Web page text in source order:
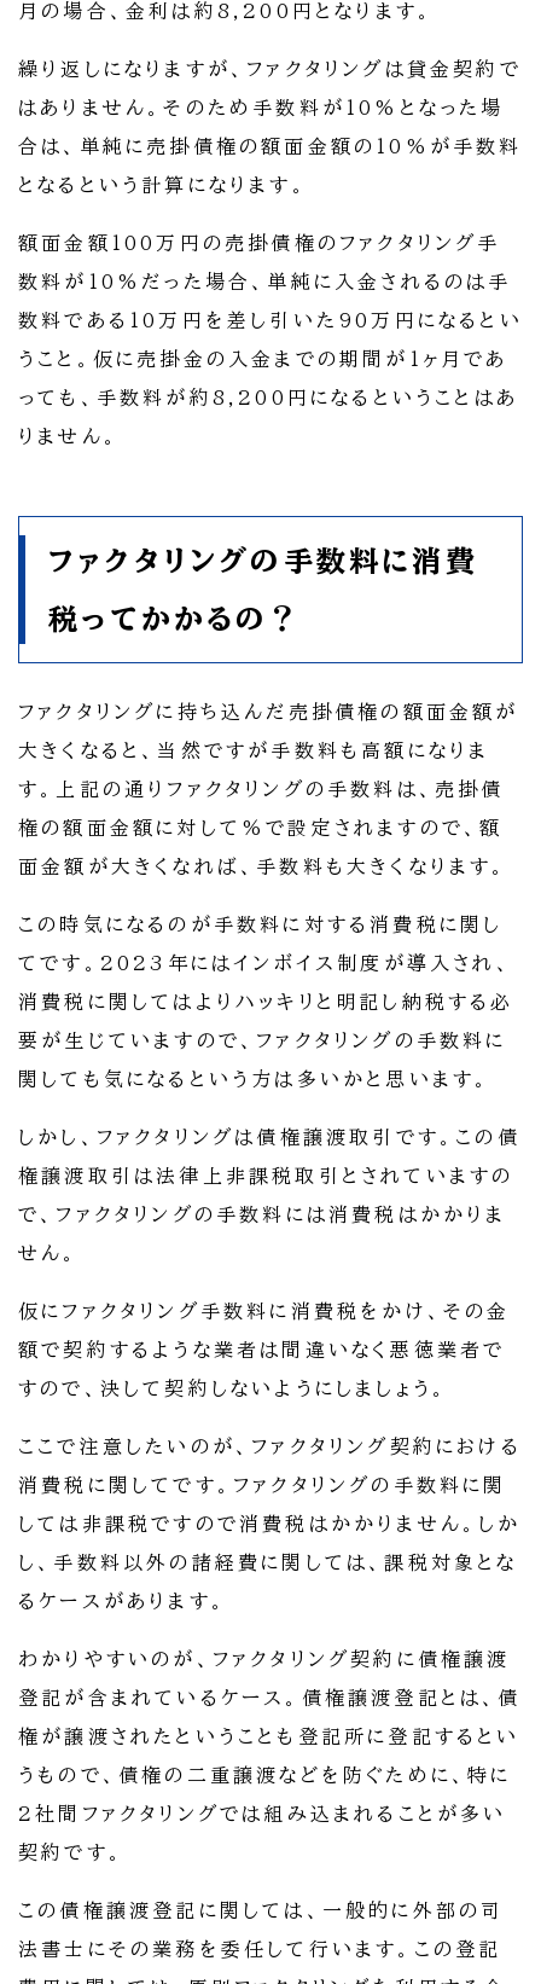
月の場合、金利は約8,200円となります。
繰り返しになりますが、ファクタリングは貸金契約で
はありません。そのため手数料が10%となった場
合は、単純に売掛債権の額面金額の10%が手数料
となるという計算になります。
額面金額100万円の売掛債権のファクタリング手
数料が10%だった場合、単純に入金されるのは手
数料である10万円を差し引いた90万円になるとい
うこと。仮に売掛金の入金までの期間が1ヶ月であ
っても、手数料が約8,200円になるということはあ
りません。
ファクタリングの手数料に消費
税ってかかるの？
ファクタリングに持ち込んだ売掛債権の額面金額が
大きくなると、当然ですが手数料も高額になりま
す。上記の通りファクタリングの手数料は、売掛債
権の額面金額に対して%で設定されますので、額
面金額が大きくなれば、手数料も大きくなります。
この時気になるのが手数料に対する消費税に関し
てです。2023年にはインボイス制度が導入され、
消費税に関してはよりハッキリと明記し納税する必
要が生じていますので、ファクタリングの手数料に
関しても気になるという方は多いかと思います。
しかし、ファクタリングは債権譲渡取引です。この債
権譲渡取引は法律上非課税取引とされていますの
で、ファクタリングの手数料には消費税はかかりま
せん。
仮にファクタリング手数料に消費税をかけ、その金
額で契約するような業者は間違いなく悪徳業者で
すので、決して契約しないようにしましょう。
ここで注意したいのが、ファクタリング契約における
消費税に関してです。ファクタリングの手数料に関
しては非課税ですので消費税はかかりません。しか
し、手数料以外の諸経費に関しては、課税対象とな
るケースがあります。
わかりやすいのが、ファクタリング契約に債権譲渡
登記が含まれているケース。債権譲渡登記とは、債
権が譲渡されたということも登記所に登記するとい
うもので、債権の二重譲渡などを防ぐために、特に
2社間ファクタリングでは組み込まれることが多い
契約です。
この債権譲渡登記に関しては、一般的に外部の司
法書士にその業務を委任して行います。この登記